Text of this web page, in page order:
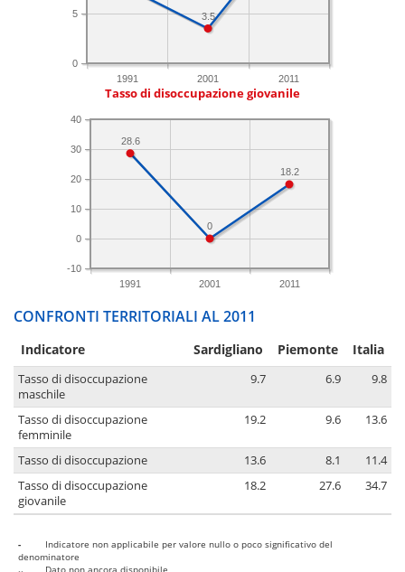
1991 2001 2011
0
5 3.5
Tasso di disoccupazione giovanile
1991 2001 2011
-10
0
10
20
30
40
18.2
0
28.6
CONFRONTI TERRITORIALI AL 2011
Indicatore Sardigliano Piemonte Italia
Tasso di disoccupazione
maschile
9.7 6.9 9.8
Tasso di disoccupazione
femminile
19.2 9.6 13.6
Tasso di disoccupazione 13.6 8.1
11.4
Tasso di disoccupazione
giovanile
18.2 27.6 34.7
-
Indicatore non applicabile per valore nullo o poco significativo del
denominatore